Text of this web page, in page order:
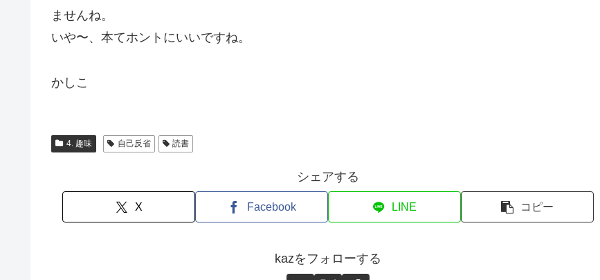
ませんね。
いや〜、本てホントにいいですね。
かしこ
4. 趣味 自己反省 読書
シェアする
X Facebook LINE コピー
kazをフォローする